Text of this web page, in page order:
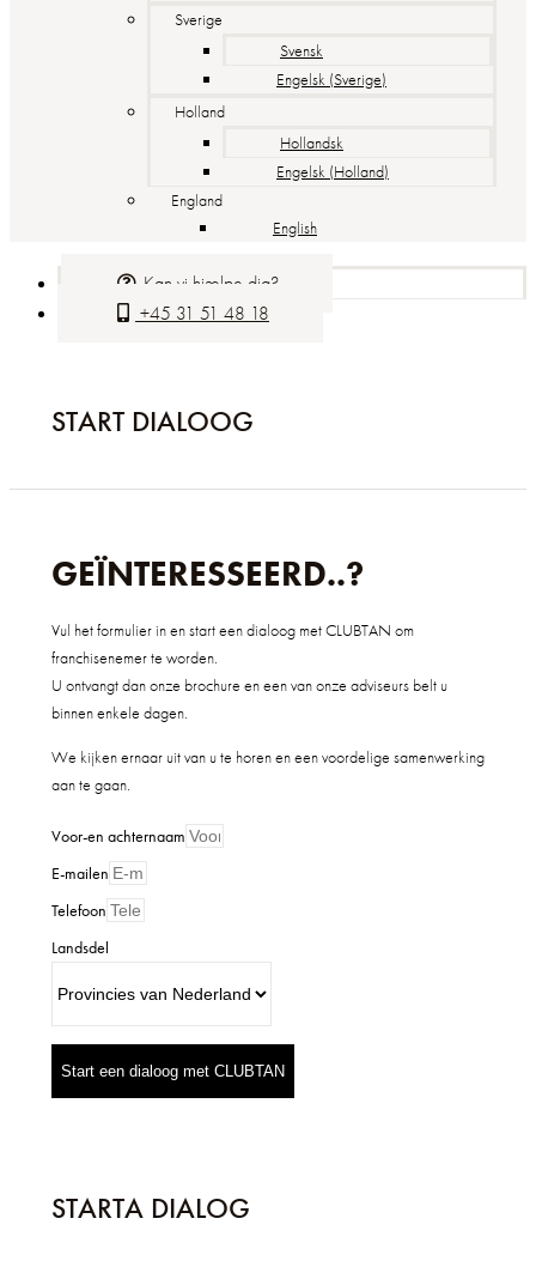
Sverige
Svensk
Engelsk (Sverige)
Holland
Hollandsk
Engelsk (Holland)
England
English
Kan vi hjælpe dig?
+45 31 51 48 18
START DIALOOG
GEÏNTERESSEERD..?
Vul het formulier in en start een dialoog met CLUBTAN om
franchisenemer te worden.
U ontvangt dan onze brochure en een van onze adviseurs belt u
binnen enkele dagen.
We kijken ernaar uit van u te horen en een voordelige samenwerking
aan te gaan.
Voor-en achternaam
E-mailen
Telefoon
Landsdel
Start een dialoog met CLUBTAN
STARTA DIALOG